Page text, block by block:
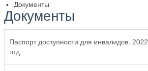
Документы
Документы
Паспорт доступности для инвалидов. 2022
год.